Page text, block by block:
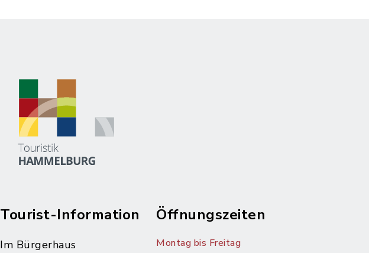
Tourist-Information
Im Bürgerhaus
Öffnungszeiten
Montag bis Freitag